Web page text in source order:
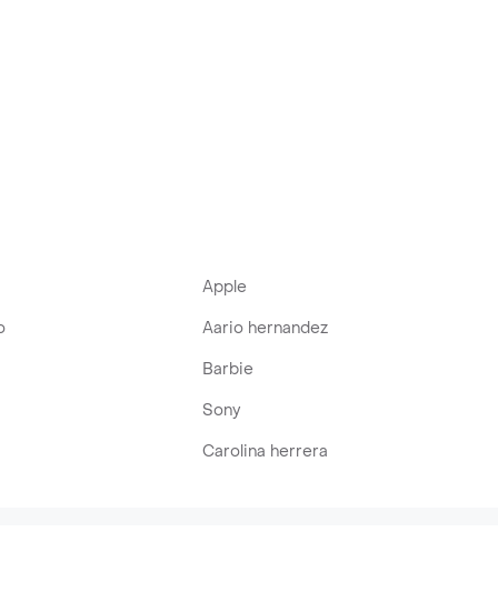
Apple
Aario hernandez
Barbie
Sony
Carolina herrera